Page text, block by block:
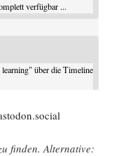
verfügbar ...
über die Timeline
fin­den. Alter­na­ti­ve: